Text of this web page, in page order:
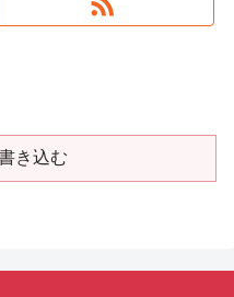
き込む